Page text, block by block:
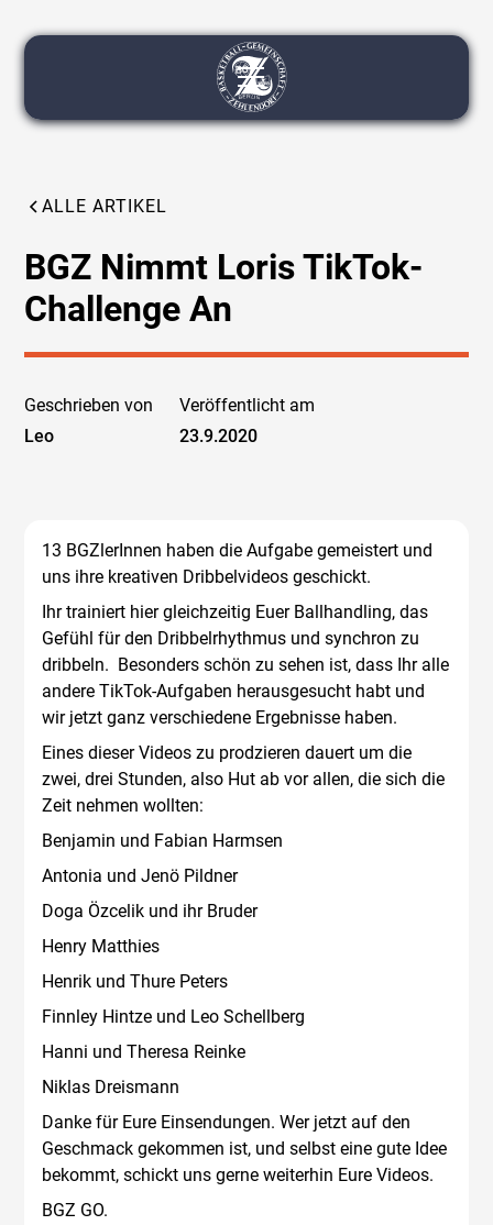
ALLE ARTIKEL
BGZ Nimmt Loris TikTok-
Challenge An
Geschrieben von
Leo
Veröffentlicht am
23.9.2020
13 BGZlerInnen haben die Aufgabe gemeistert und
uns ihre kreativen Dribbelvideos geschickt.
Ihr trainiert hier gleichzeitig Euer Ballhandling, das
Gefühl für den Dribbelrhythmus und synchron zu
dribbeln. Besonders schön zu sehen ist, dass Ihr alle
andere TikTok-Aufgaben herausgesucht habt und
wir jetzt ganz verschiedene Ergebnisse haben.
Eines dieser Videos zu prodzieren dauert um die
zwei, drei Stunden, also Hut ab vor allen, die sich die
Zeit nehmen wollten:
Benjamin und Fabian Harmsen
Antonia und Jenö Pildner
Doga Özcelik und ihr Bruder
Henry Matthies
Henrik und Thure Peters
Finnley Hintze und Leo Schellberg
Hanni und Theresa Reinke
Niklas Dreismann
Danke für Eure Einsendungen. Wer jetzt auf den
Geschmack gekommen ist, und selbst eine gute Idee
bekommt, schickt uns gerne weiterhin Eure Videos.
BGZ GO.